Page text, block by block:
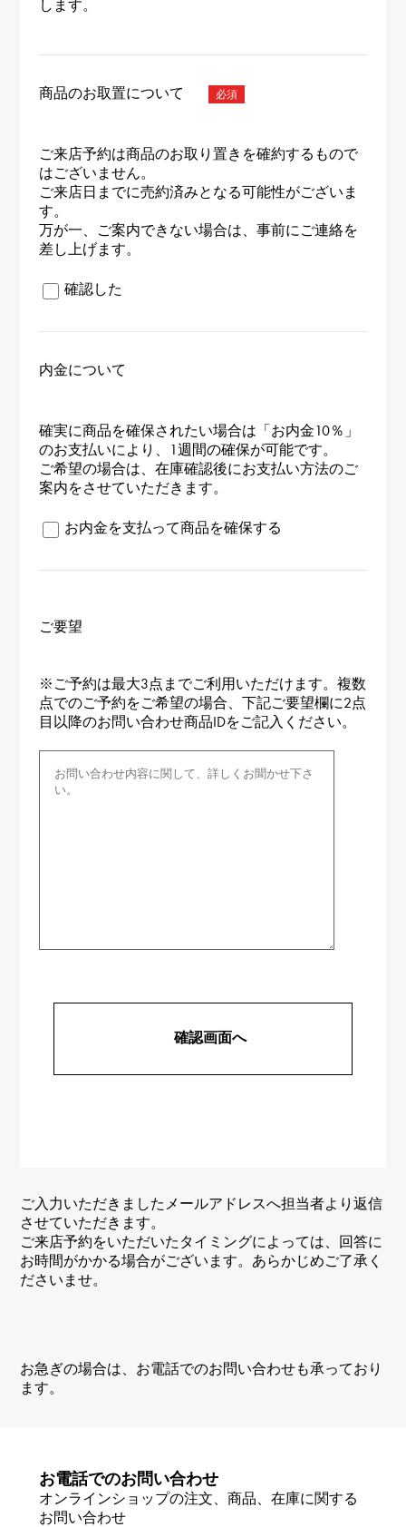
します。
商品のお取置について
ご来店予約は商品のお取り置きを確約するもので
はございません。
ご来店日までに売約済みとなる可能性がございま
す。
万が一、ご案内できない場合は、事前にご連絡を
差し上げます。
確認した
内金について
確実に商品を確保されたい場合は「お内金10％」
のお支払いにより、1週間の確保が可能です。
ご希望の場合は、在庫確認後にお支払い方法のご
案内をさせていただきます。
お内金を支払って商品を確保する
ご要望
※ご予約は最大3点までご利用いただけます。複数
点でのご予約をご希望の場合、下記ご要望欄に2点
目以降のお問い合わせ商品IDをご記入ください。
ご入力いただきましたメールアドレスへ担当者より返信
させていただきます。
ご来店予約をいただいたタイミングによっては、回答に
お時間がかかる場合がございます。あらかじめご了承く
ださいませ。
お急ぎの場合は、お電話でのお問い合わせも承っており
ます。
お電話でのお問い合わせ
オンラインショップの注文、商品、在庫に関する
お問い合わせ